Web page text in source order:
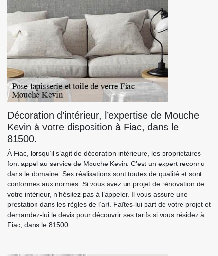
Décoration d’intérieur, l’expertise de Mouche
Kevin à votre disposition à Fiac, dans le
81500.
À Fiac, lorsqu’il s’agit de décoration intérieure, les propriétaires
font appel au service de Mouche Kevin. C’est un expert reconnu
dans le domaine. Ses réalisations sont toutes de qualité et sont
conformes aux normes. Si vous avez un projet de rénovation de
votre intérieur, n’hésitez pas à l’appeler. Il vous assure une
prestation dans les règles de l’art. Faîtes-lui part de votre projet et
demandez-lui le devis pour découvrir ses tarifs si vous résidez à
Fiac, dans le 81500.